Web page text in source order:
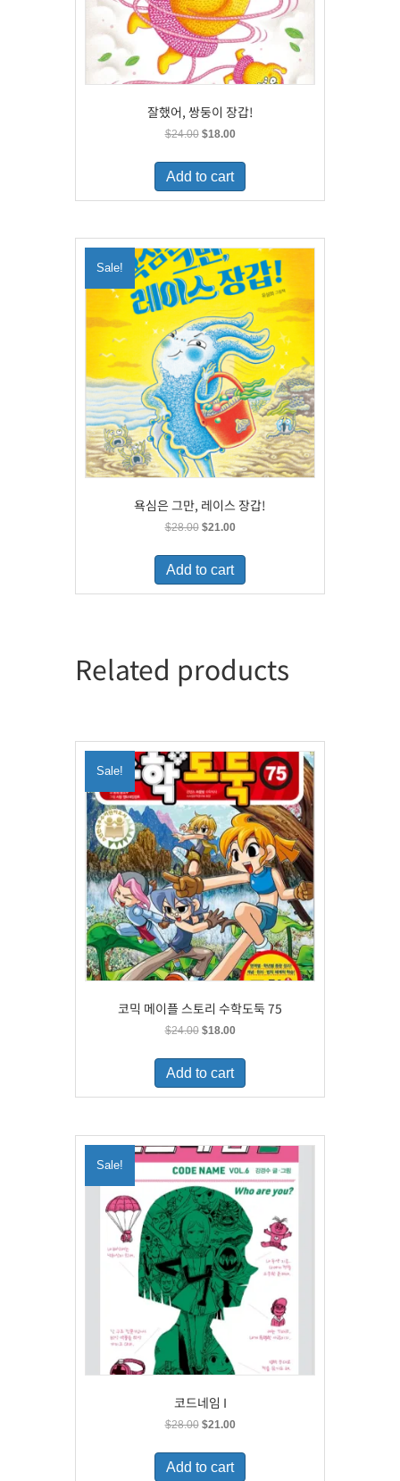
잘했어, 쌍둥이 장갑!
$24.00 Original
was:
$24.00.
$18.00Current
is:
$18.00.
Add to cart
Sale!
욕심은 그만, 레이스 장갑!
$28.00 Original
was:
$28.00.
$21.00Current
is:
$21.00.
Add to cart
Related products
Sale!
코믹 메이플 스토리 수학도둑 75
$24.00 Original
was:
$24.00.
$18.00Current
is:
$18.00.
Add to cart
Sale!
코드네임 I
$28.00 Original
was:
$28.00.
$21.00Current
is:
$21.00.
Add to cart